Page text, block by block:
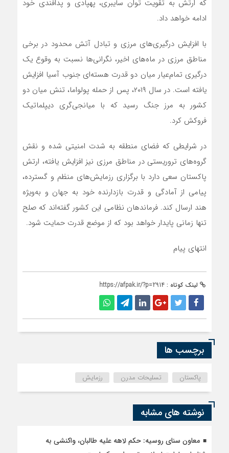
که ارتش به تقویت توان سایبری، پهپادی و پدافندی خود
ادامه خواهد داد.
با افزایش درگیری‌های مرزی و تبادل آتش محدود در برخی
مناطق مرزی در ماه‌های اخیر، نگرانی‌ها نسبت به وقوع یک
درگیری تمام‌عیار میان دو قدرت هسته‌ای جنوب آسیا افزایش
یافته است. در سال ۲۰۱۹، پس از حمله پولواما، تنش میان دو
کشور به مرز جنگ رسید که با میانجی‌گری دیپلماتیک
فروکش کرد.
در شرایطی که فضای منطقه به شدت امنیتی شده و نقش
گروه‌های تروریستی در مناطق مرزی نیز افزایش یافته، ارتش
پاکستان سعی دارد با برگزاری رزمایش‌های منظم و گسترده،
پیامی از آمادگی و قدرت بازدارنده خود به جهان و به‌ویژه
هند ارسال کند. فرماندهان نظامی این کشور گفته‌اند که صلح
تنها زمانی پایدار خواهد بود که از موضع قدرت حمایت شود.
انتهای پیام
لینک کوتاه : https://afpak.ir/?p=2914
برچسب ها
پاکستان تسلیحات مدرن رزمایش
نوشته های مشابه
معاون سنای روسیه: حکم لاهه علیه طالبان، واکنشی به